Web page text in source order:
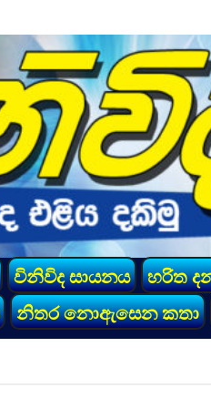
විනිවිද සායනය හරිත
නිතර නොඇසෙන කතා